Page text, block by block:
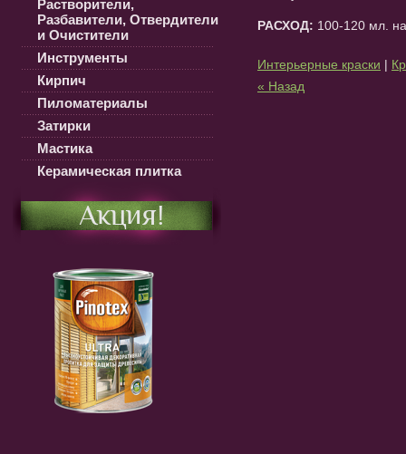
Растворители,
Разбавители, Отвердители
и Очистители
Инструменты
Кирпич
Пиломатериалы
Затирки
Мастика
Керамическая плитка
Акция!
РАСХОД: 100-120 мл.
Интерьерные краски |
« Назад